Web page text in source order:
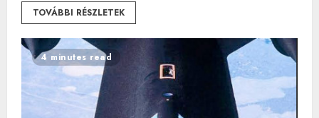
TOVÁBBI RÉSZLETEK
4 minutes read